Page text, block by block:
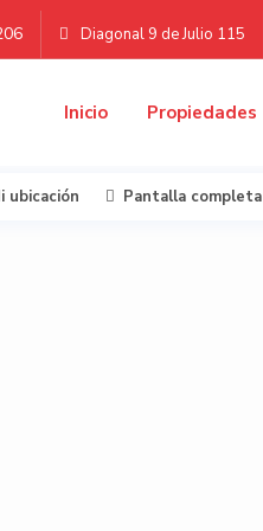
Diagonal 9 de Julio 115
Inicio Propiedades
ubicación Pantalla completa